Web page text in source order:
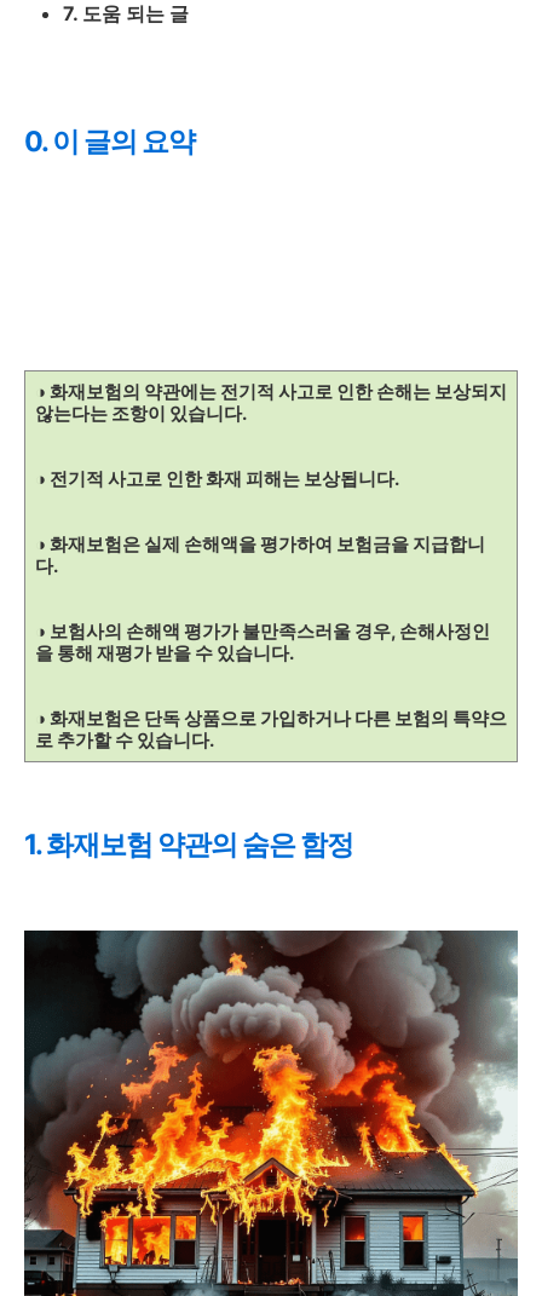
7. 도움 되는 글
0. 이 글의 요약
◑ 화재보험의 약관에는 전기적 사고로 인한 손해는 보상되지
않는다는 조항이 있습니다.
◑ 전기적 사고로 인한 화재 피해는 보상됩니다.
◑ 화재보험은 실제 손해액을 평가하여 보험금을 지급합니
다.
◑ 보험사의 손해액 평가가 불만족스러울 경우, 손해사정인
을 통해 재평가 받을 수 있습니다.
◑ 화재보험은 단독 상품으로 가입하거나 다른 보험의 특약으
로 추가할 수 있습니다.
1. 화재보험 약관의 숨은 함정